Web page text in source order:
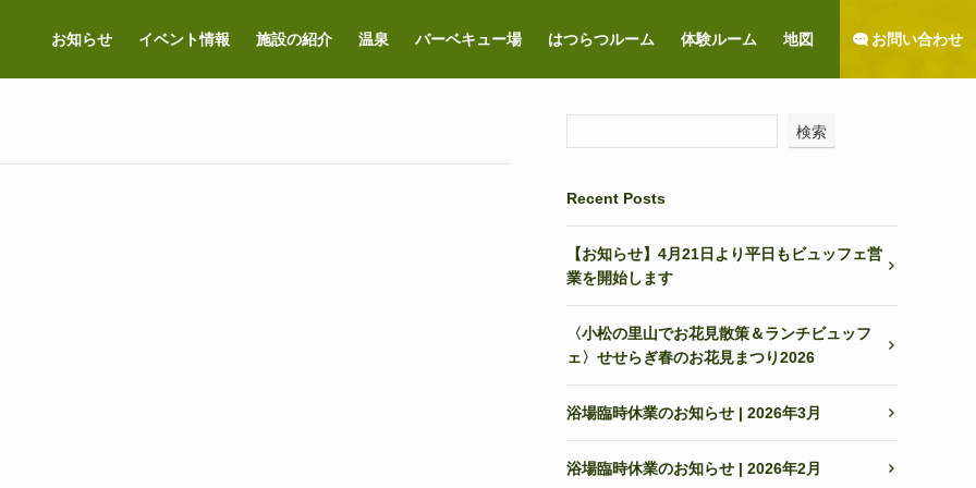
お知らせ イベント情報 施設の紹介 温泉 バーベキュー場 はつらつルーム 体験ルーム 地図 お問い合わせ
検索
Recent Posts
【お知らせ】4月21日より平日もビュッフェ営
業を開始します
〈小松の里山でお花見散策＆ランチビュッフ
ェ〉せせらぎ春のお花見まつり2026
浴場臨時休業のお知らせ | 2026年3月
浴場臨時休業のお知らせ | 2026年2月